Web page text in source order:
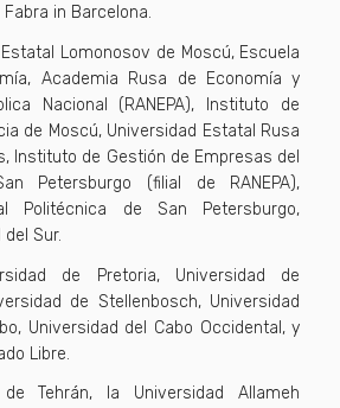
in Barcelona.
Lomonosov de Moscú, Escuela
Academia Rusa de Economía y
Nacional (RANEPA), Instituto de
de Moscú, Universidad Estatal Rusa
Instituto de Gestión de Empresas del
Petersburgo (filial de RANEPA),
Politécnica de San Petersburgo,
Sur.
de Pretoria, Universidad de
de Stellenbosch, Universidad
Universidad del Cabo Occidental, y
Libre.
Tehrán, la Universidad Allameh